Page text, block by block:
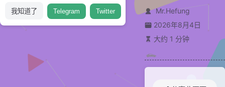
Mr.Hefung
2026年8月4日
大约 1 分钟
我知道了 Telegram Twitter